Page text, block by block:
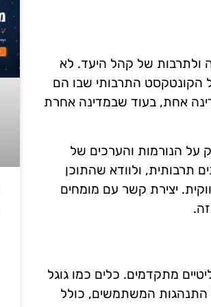
ולתרבות של קהל היעד. לא
התרבותי שבו הם
אחת, בעוד שבמדינה אחרת
על הנורמות והערכים של
תרבותית, ולוודא שהתוכן
יצירת קשר עם מומחים
מתקדמים. כלים כמו גוגל
התנהגות המשתמשים, כולל